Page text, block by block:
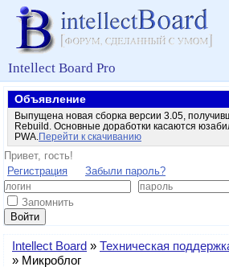
Intellect Board Pro
Объявление
Выпущена новая сборка версии 3.05,
Rebuild. Основные доработки касаются
PWA. Перейти к скачиванию
Привет, гость!
Регистрация
Забыли пароль?
Запомнить
Войти
Intellect Board » Техническая
» Микроблог